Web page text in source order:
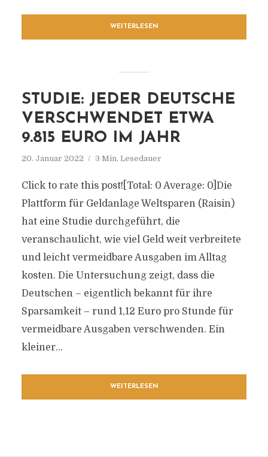
WEITERLESEN
STUDIE: JEDER DEUTSCHE
VERSCHWENDET ETWA
9.815 EURO IM JAHR
20. Januar 2022 3 Min. Lesedauer
Click to rate this post![Total: 0 Average: 0]Die
Plattform für Geldanlage Weltsparen (Raisin)
hat eine Studie durchgeführt, die
veranschaulicht, wie viel Geld weit verbreitete
und leicht vermeidbare Ausgaben im Alltag
kosten. Die Untersuchung zeigt, dass die
Deutschen – eigentlich bekannt für ihre
Sparsamkeit – rund 1,12 Euro pro Stunde für
vermeidbare Ausgaben verschwenden. Ein
kleiner...
WEITERLESEN